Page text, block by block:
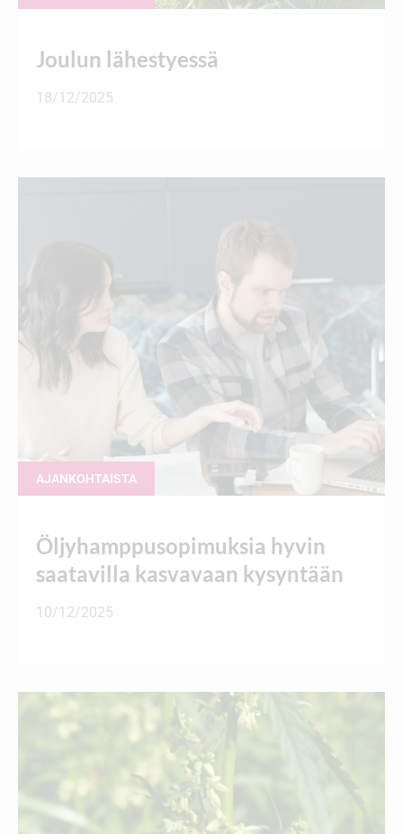
Joulun lähestyessä
18/12/2025
AJANKOHTAISTA
Öljyhamppusopimuksia hyvin
saatavilla kasvavaan kysyntään
10/12/2025